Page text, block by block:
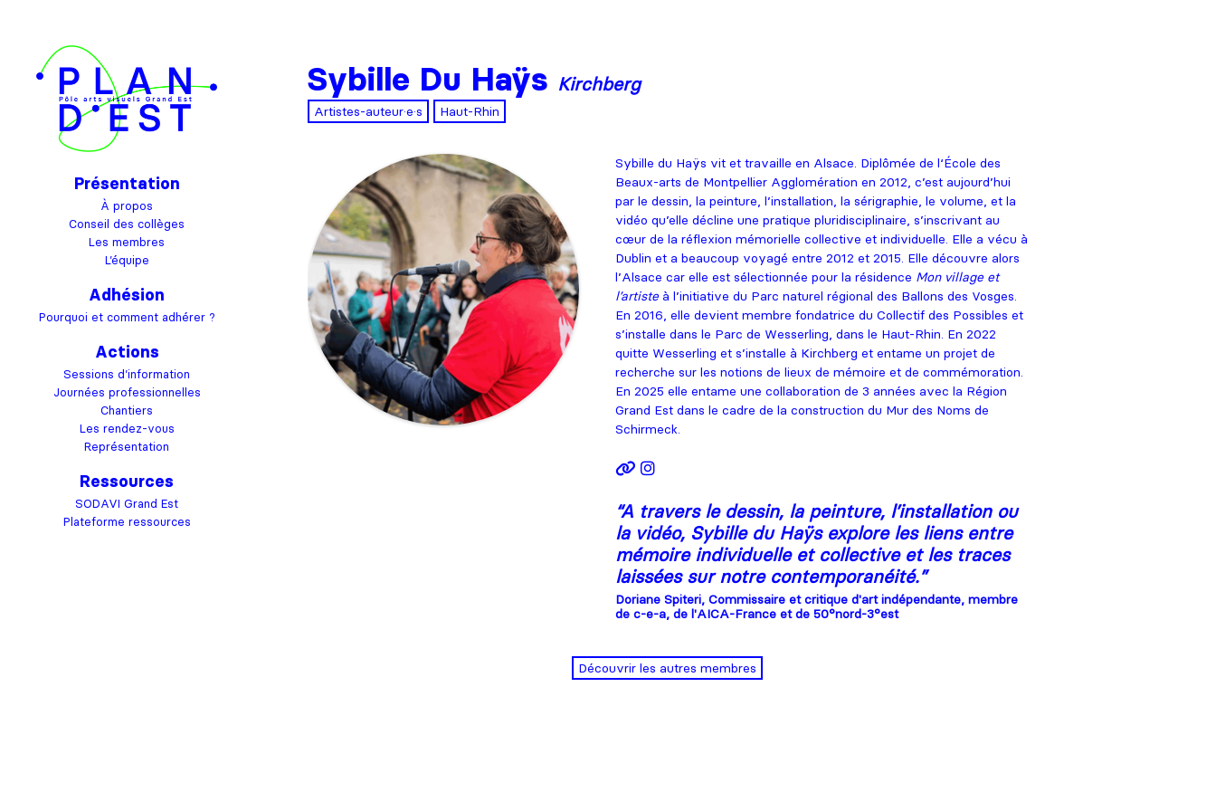
Présentation
À propos
Conseil des collèges
Les membres
L’équipe
Adhésion
Pourquoi et comment adhérer ?
Actions
Sessions d’information
Journées professionnelles
Chantiers
Les rendez-vous
Représentation
Ressources
SODAVI Grand Est
Plateforme ressources
Sybille Du Haÿs Kirchberg
Artistes-auteur·e·s Haut-Rhin
Sybille du Haÿs vit et travaille en Alsace. Diplômée de l‘École des
Beaux-arts de Montpellier Agglomération en 2012, c’est aujourd’hui
par le dessin, la peinture, l’installation, la sérigraphie, le volume, et la
vidéo qu’elle décline une pratique pluridisciplinaire, s’inscrivant au
cœur de la réflexion mémorielle collective et individuelle. Elle a vécu à
Dublin et a beaucoup voyagé entre 2012 et 2015. Elle découvre alors
l’Alsace car elle est sélectionnée pour la résidence Mon village et
l’artiste à l’initiative du Parc naturel régional des Ballons des Vosges.
En 2016, elle devient membre fondatrice du Collectif des Possibles et
s’installe dans le Parc de Wesserling, dans le Haut-Rhin. En 2022
quitte Wesserling et s’installe à Kirchberg et entame un projet de
recherche sur les notions de lieux de mémoire et de commémoration.
En 2025 elle entame une collaboration de 3 années avec la Région
Grand Est dans le cadre de la construction du Mur des Noms de
Schirmeck.
“A travers le dessin, la peinture, l’installation ou
la vidéo, Sybille du Haÿs explore les liens entre
mémoire individuelle et collective et les traces
laissées sur notre contemporanéité.”
Doriane Spiteri, Commissaire et critique d'art indépendante, membre
de c-e-a, de l'AICA-France et de 50°nord-3°est
Découvrir les autres membres